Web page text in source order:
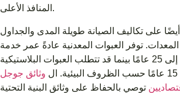
المنافذ الأعلى.
أيضًا على تكاليف الصيانة طويلة المدى والجداول
المعدات. توفر العبوات المعدنية عادةً عمر خدمة
يتراوح بين 15 إلى 25 عامًا بينما قد تتطلب العبوات البلاستيكية
وثائق جوجل
توصي بالحفاظ على وثائق البنية التحتية